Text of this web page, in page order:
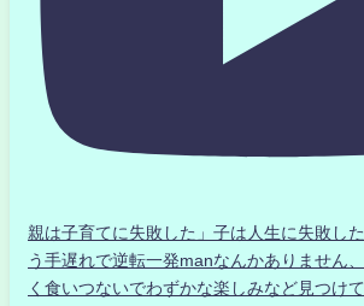
親は子育てに失敗した」子は人生に失敗し
う手遅れで逆転一発manなんかありません
く食いつないでわずかな楽しみなど見つけ